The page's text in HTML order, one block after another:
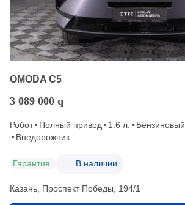
OMODA C5
3 089 000 q
Робот Полный привод 1.6 л. Бензиновый
Внедорожник
Гарантия В наличии
Казань, Проспект Победы, 194/1